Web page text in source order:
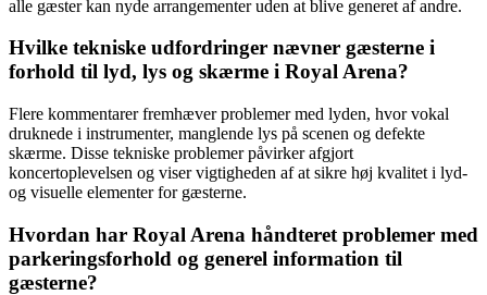
alle gæster kan nyde arrangementer uden at blive generet af andre.
Hvilke tekniske udfordringer nævner gæsterne i
forhold til lyd, lys og skærme i Royal Arena?
Flere kommentarer fremhæver problemer med lyden, hvor vokal
druknede i instrumenter, manglende lys på scenen og defekte
skærme. Disse tekniske problemer påvirker afgjort
koncertoplevelsen og viser vigtigheden af ​​at sikre høj kvalitet i lyd-
og visuelle elementer for gæsterne.
Hvordan har Royal Arena håndteret problemer med
parkeringsforhold og generel information til
gæsterne?